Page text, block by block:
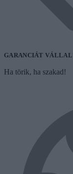
GARANCIÁT
Ha törik, ha szakad!